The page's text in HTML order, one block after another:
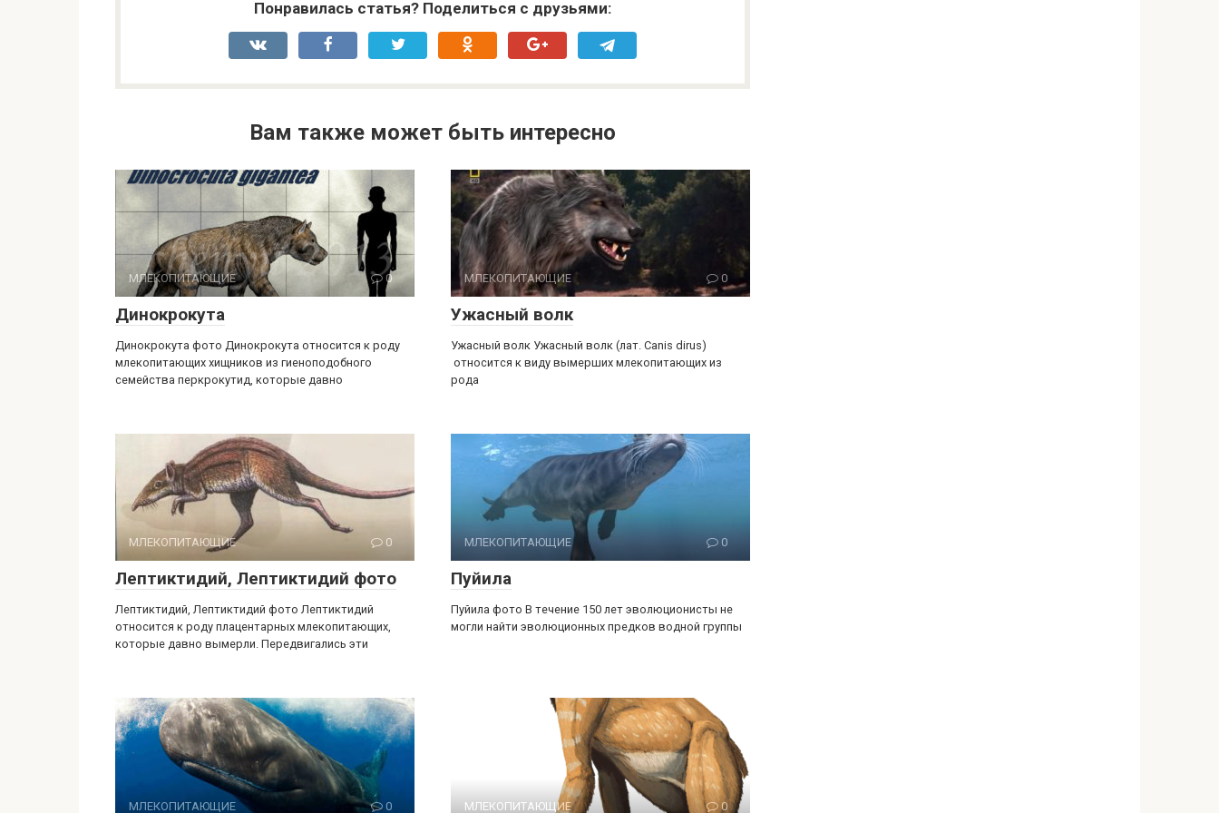
Понравилась статья? Поделиться с друзьями:
Вам также может быть интересно
МЛЕКОПИТАЮЩИЕ 0
Динокрокута
Динокрокута фото Динокрокута относится к роду
млекопитающих хищников из гиеноподобного
семейства перкрокутид, которые давно
МЛЕКОПИТАЮЩИЕ 0
Ужасный волк
Ужасный волк Ужасный волк (лат. Canis dirus)
относится к виду вымерших млекопитающих из
рода
МЛЕКОПИТАЮЩИЕ 0
Лептиктидий, Лептиктидий фото
Лептиктидий, Лептиктидий фото Лептиктидий
относится к роду плацентарных млекопитающих,
которые давно вымерли. Передвигались эти
МЛЕКОПИТАЮЩИЕ 0
Пуйила
Пуйила фото В течение 150 лет эволюционисты не
могли найти эволюционных предков водной группы
МЛЕКОПИТАЮЩИЕ 0 МЛЕКОПИТАЮЩИЕ 0